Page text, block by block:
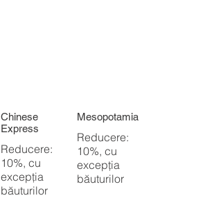
Chinese
Express
Reducere:
10%, cu
excepția
băuturilor
Mesopotamia
Reducere:
10%, cu
excepția
băuturilor